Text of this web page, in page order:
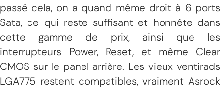
passé cela, on a quand même droit à 6 ports
Sata, ce qui reste suffisant et honnête dans
cette gamme de prix, ainsi que les
interrupteurs Power, Reset, et même Clear
CMOS sur le panel arrière. Les vieux ventirads
LGA775 restent compatibles, vraiment Asrock